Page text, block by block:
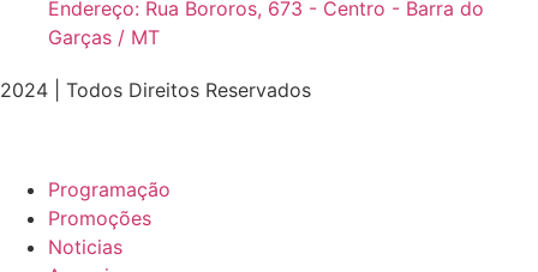
Endereço: Rua Bororos, 673 - Centro - Barra do
Garças / MT
2024 | Todos Direitos Reservados
Programação
Promoções
Noticias